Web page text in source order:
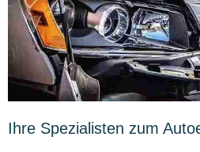
Ihre Spezialisten zum